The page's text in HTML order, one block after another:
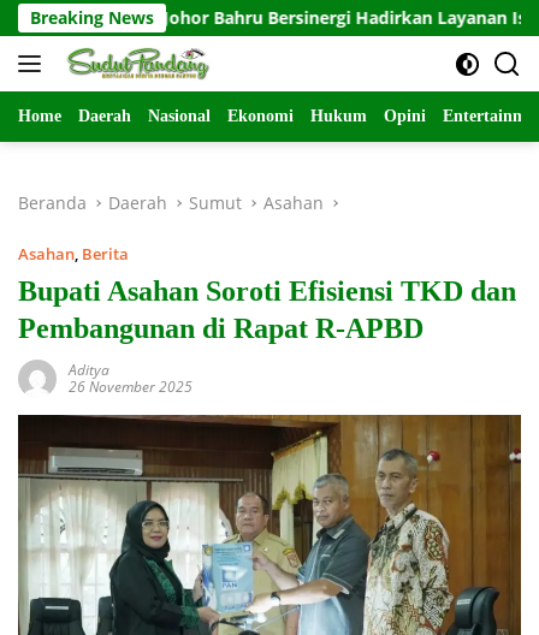
Langsung
ke
konten
Breaking News
KJRI Johor Bahru Bersinergi Hadirkan Layanan Isbat Nikah
Home Daerah Nasional Ekonomi Hukum Opini
Beranda Daerah Sumut Asahan
Asahan, Berita
Bupati Asahan Soroti Efisiensi TKD dan
Pembangunan di Rapat R-APBD
Aditya
26 November 2025